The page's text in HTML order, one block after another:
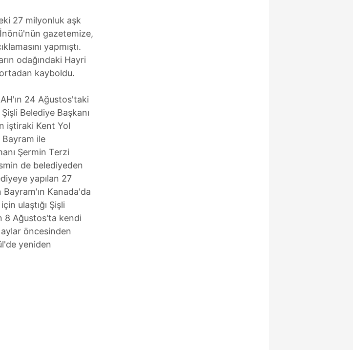
27 milyonluk aşk
gazetemize,
yapmıştı.
odağındaki Hayri
kayboldu.
24 Ağustos'taki
Belediye Başkanı
iştiraki Kent Yol
ile
Şermin Terzi
de belediyeden
yapılan 27
Kanada'da
ulaştığı Şişli
8 Ağustos'ta kendi
öncesinden
yeniden